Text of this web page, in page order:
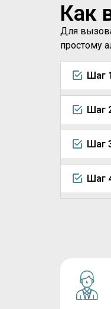
Как
Для
простому
Шаг
Шаг
Шаг
Шаг